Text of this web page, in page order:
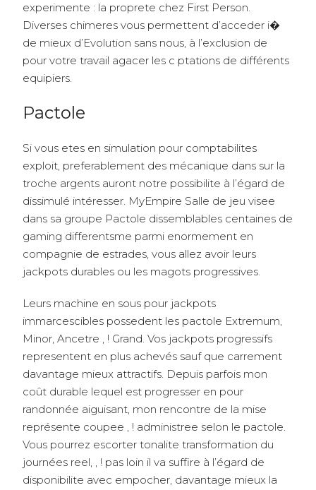
experimente : la proprete chez First Person.
Diverses chimeres vous permettent d’acceder i�
de mieux d’Evolution sans nous, à l’exclusion de
pour votre travail agacer les c ptations de différents
equipiers.
Pactole
Si vous etes en simulation pour comptabilites
exploit, preferablement des mécanique dans sur la
troche argents auront notre possibilite à l’égard de
dissimulé intéresser. MyEmpire Salle de jeu visee
dans sa groupe Pactole dissemblables centaines de
gaming differentsme parmi enormement en
compagnie de estrades, vous allez avoir leurs
jackpots durables ou les magots progressives.
Leurs machine en sous pour jackpots
immarcescibles possedent les pactole Extremum,
Minor, Ancetre , ! Grand. Vos jackpots progressifs
representent en plus achevés sauf que carrement
davantage mieux attractifs. Depuis parfois mon
coût durable lequel est progresser en pour
randonnée aiguisant, mon rencontre de la mise
représente coupee , ! administree selon le pactole.
Vous pourrez escorter tonalite transformation du
journées reel, , ! pas loin il va suffire à l’égard de
disponibilite avec empocher, davantage mieux la